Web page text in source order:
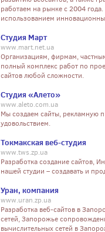
работаем на рынке с 2004 года.
использованием
Студия Март
www.mart.net.ua
Организациям, фирмам,
полный комплекс работ по
сайтов любой сложности.
Студия «Алето»
www.aleto.com.ua
Мы создаем сайты, рекламную
удовольствием.
Токмакская веб-студия
www.tws.zp.ua
Разработка создание сайтов,
нашей студии – создавать и
Уран, компания
www.uran.zp.ua
Разработка веб-сайтов в
сетей, Запорожье
вычислительных сетей в